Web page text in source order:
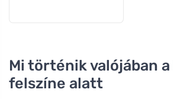
Mi történik valójában a
felszíne alatt